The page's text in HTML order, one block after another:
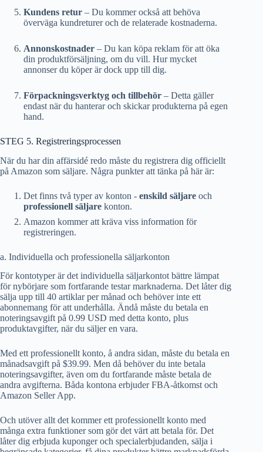
Kundens retur – Du kommer också att behöva
överväga kundreturer och de relaterade kostnaderna.
Annonskostnader – Du kan köpa reklam för att öka
din produktförsäljning, om du vill. Hur mycket
annonser du köper är dock upp till dig.
Förpackningsverktyg och tillbehör – Detta gäller
endast när du hanterar och skickar produkterna på egen
hand.
STEG 5. Registreringsprocessen
När du har din affärsidé redo måste du registrera dig officiellt
på Amazon som säljare. Några punkter att tänka på här är:
Det finns två typer av konton - enskild säljare och
professionell säljare konton.
Amazon kommer att kräva viss information för
registreringen.
a. Individuella och professionella säljarkonton
För kontotyper är det individuella säljarkontot bättre lämpat
för nybörjare som fortfarande testar marknaderna. Det låter dig
sälja upp till 40 artiklar per månad och behöver inte ett
abonnemang för att underhålla. Ändå måste du betala en
noteringsavgift på 0.99 USD med detta konto, plus
produktavgifter, när du säljer en vara.
Med ett professionellt konto, å andra sidan, måste du betala en
månadsavgift på $39.99. Men då behöver du inte betala
noteringsavgifter, även om du fortfarande måste betala de
andra avgifterna. Båda kontona erbjuder FBA-åtkomst och
Amazon Seller App.
Och utöver allt det kommer ett professionellt konto med
många extra funktioner som gör det värt att betala för. Det
låter dig erbjuda kuponger och specialerbjudanden, sälja i